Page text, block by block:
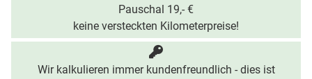
Pauschal 19,- €
keine versteckten Kilometerpreise!
Wir kalkulieren immer kundenfreundlich - dies ist